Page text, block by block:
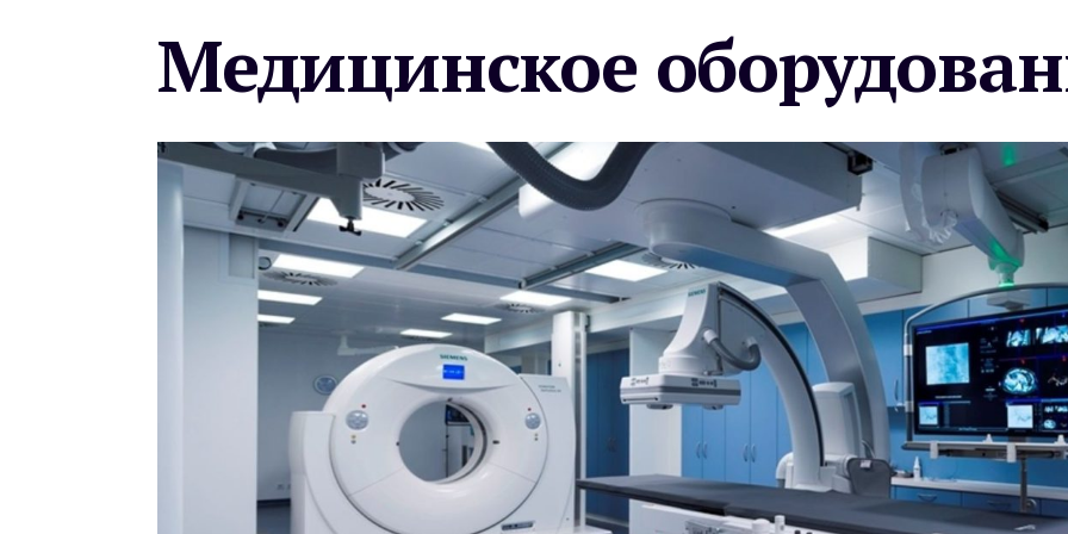
Медицинское